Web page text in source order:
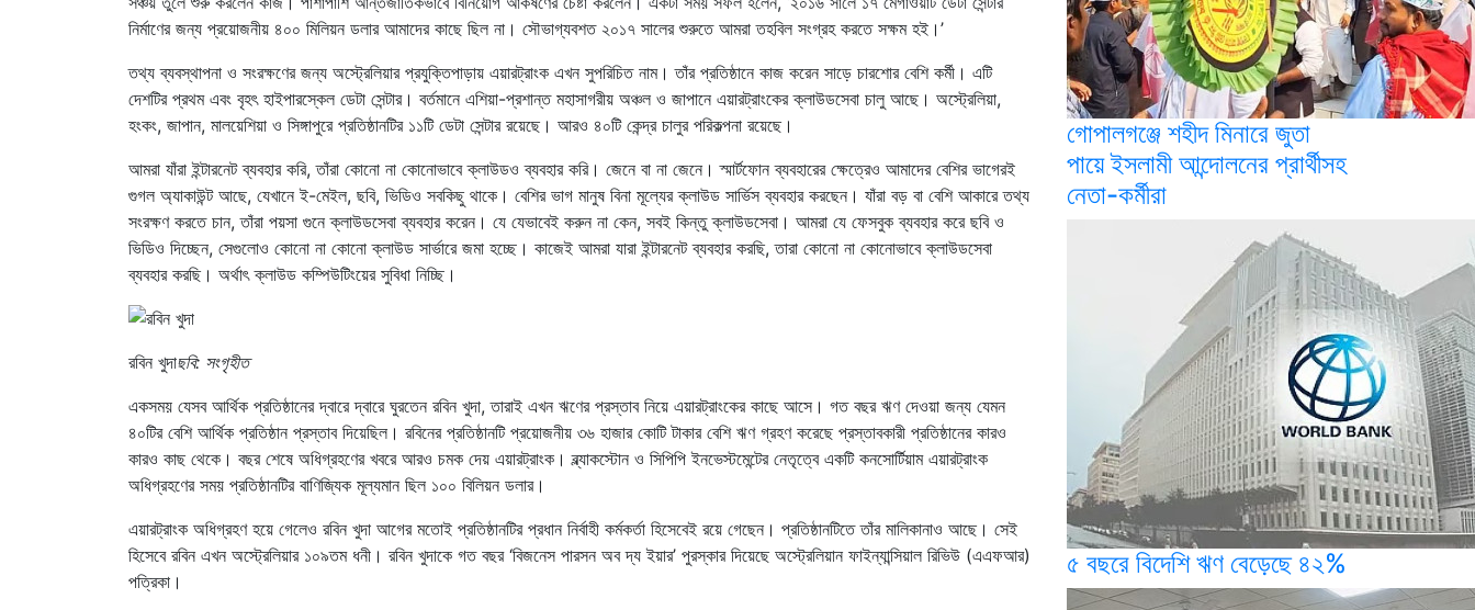
নির্মাণের জন্য প্রয়োজনীয় ৪০০ মিলিয়ন ডলার আমাদের কাছে ছিল না। সৌভাগ্যবশত ২০১৭ সালের শুরুতে আমরা তহবিল সংগ্রহ করতে সক্ষম হই।’
তথ্য ব্যবস্থাপনা ও সংরক্ষণের জন্য অস্ট্রেলিয়ার প্রযুক্তিপাড়ায় এয়ারট্রাংক এখন সুপরিচিত নাম। তাঁর প্রতিষ্ঠানে কাজ করেন সাড়ে চারশোর বেশি কর্মী। এটি
দেশটির প্রথম এবং বৃহৎ হাইপারস্কেল ডেটা সেন্টার। বর্তমানে এশিয়া-প্রশান্ত মহাসাগরীয় অঞ্চল ও জাপানে এয়ারট্রাংকের ক্লাউডসেবা চালু আছে। অস্ট্রেলিয়া,
হংকং, জাপান, মালয়েশিয়া ও সিঙ্গাপুরে প্রতিষ্ঠানটির ১১টি ডেটা সেন্টার রয়েছে। আরও ৪০টি কেন্দ্র চালুর পরিকল্পনা রয়েছে।
আমরা যাঁরা ইন্টারনেট ব্যবহার করি, তাঁরা কোনো না কোনোভাবে ক্লাউডও ব্যবহার করি। জেনে বা না জেনে। স্মার্টফোন ব্যবহারের ক্ষেত্রেও আমাদের বেশির ভাগেরই
গুগল অ্যাকাউন্ট আছে, যেখানে ই-মেইল, ছবি, ভিডিও সবকিছু থাকে। বেশির ভাগ মানুষ বিনা মূল্যের ক্লাউড সার্ভিস ব্যবহার করছেন। যাঁরা বড় বা বেশি আকারে তথ্য
সংরক্ষণ করতে চান, তাঁরা পয়সা গুনে ক্লাউডসেবা ব্যবহার করেন। যে যেভাবেই করুন না কেন, সবই কিন্তু ক্লাউডসেবা। আমরা যে ফেসবুক ব্যবহার করে ছবি ও
ভিডিও দিচ্ছেন, সেগুলোও কোনো না কোনো ক্লাউড সার্ভারে জমা হচ্ছে। কাজেই আমরা যারা ইন্টারনেট ব্যবহার করছি, তারা কোনো না কোনোভাবে ক্লাউডসেবা
ব্যবহার করছি। অর্থাৎ ক্লাউড কম্পিউটিংয়ের সুবিধা নিচ্ছি।
রবিন খুদাছবি: সংগৃহীত
একসময় যেসব আর্থিক প্রতিষ্ঠানের দ্বারে দ্বারে ঘুরতেন রবিন খুদা, তারাই এখন ঋণের প্রস্তাব নিয়ে এয়ারট্রাংকের কাছে আসে। গত বছর ঋণ দেওয়া জন্য যেমন
৪০টির বেশি আর্থিক প্রতিষ্ঠান প্রস্তাব দিয়েছিল। রবিনের প্রতিষ্ঠানটি প্রয়োজনীয় ৩৬ হাজার কোটি টাকার বেশি ঋণ গ্রহণ করেছে প্রস্তাবকারী প্রতিষ্ঠানের কারও
কারও কাছ থেকে। বছর শেষে অধিগ্রহণের খবরে আরও চমক দেয় এয়ারট্রাংক। ব্ল্যাকস্টোন ও সিপিপি ইনভেস্টমেন্টের নেতৃত্বে একটি কনসোর্টিয়াম এয়ারট্রাংক
অধিগ্রহণের সময় প্রতিষ্ঠানটির বাণিজ্যিক মূল্যমান ছিল ১০০ বিলিয়ন ডলার।
এয়ারট্রাংক অধিগ্রহণ হয়ে গেলেও রবিন খুদা আগের মতোই প্রতিষ্ঠানটির প্রধান নির্বাহী কর্মকর্তা হিসেবেই রয়ে গেছেন। প্রতিষ্ঠানটিতে তাঁর মালিকানাও আছে। সেই
হিসেবে রবিন এখন অস্ট্রেলিয়ার ১০৯তম ধনী। রবিন খুদাকে গত বছর ‘বিজনেস পারসন অব দ্য ইয়ার’ পুরস্কার দিয়েছে অস্ট্রেলিয়ান ফাইন্যান্সিয়াল রিভিউ (এএফআর)
পত্রিকা।
গোপালগঞ্জে শহীদ মিনারে জুতা
পায়ে ইসলামী আন্দোলনের প্রার্থীসহ
নেতা-কর্মীরা
৫ বছরে বিদেশি ঋণ বেড়েছে ৪২%